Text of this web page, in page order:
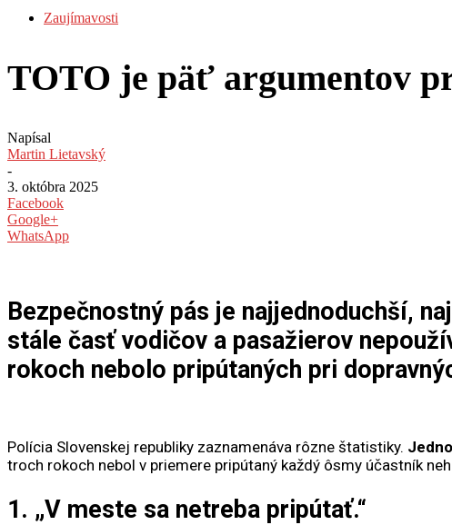
Zaujímavosti
TOTO je päť argumentov
Napísal
Martin Lietavský
-
3. októbra 2025
Facebook
Google+
WhatsApp
Bezpečnostný pás je najjednoduchší,
stále časť vodičov a pasažierov
rokoch nebolo pripútaných pri
Polícia Slovenskej republiky zaznamenáva rôzne štatistiky.
troch rokoch nebol v priemere pripútaný každý ôsmy účastník
1. „V meste sa netreba pripútať.“